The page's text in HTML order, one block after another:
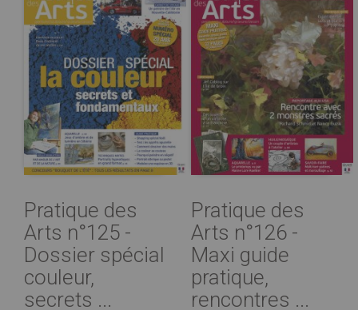
Pratique des
Arts n°125 -
Dossier spécial
couleur,
secrets ...
Pratique des
Arts n°126 -
Maxi guide
pratique,
rencontres ...